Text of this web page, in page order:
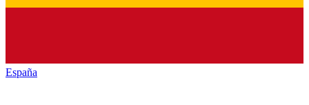
España